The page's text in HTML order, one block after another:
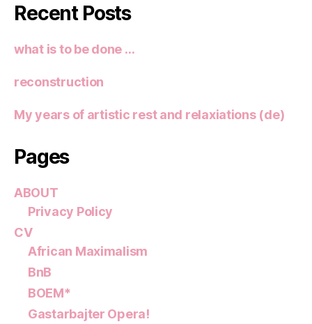
Recent Posts
what is to be done …
reconstruction
My years of artistic rest and relaxiations (de)
Pages
ABOUT
Privacy Policy
CV
African Maximalism
BnB
BOEM*
Gastarbajter Opera!